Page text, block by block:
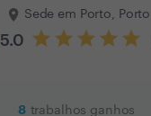
Sede em Porto, Porto
5.0
8 trabalhos ganhos